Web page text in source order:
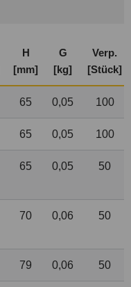
H
[mm]
G
[kg]
Verp.
[Stück]
65 0,05 100
65 0,05 100
65 0,05 50
70 0,06 50
79 0,06 50